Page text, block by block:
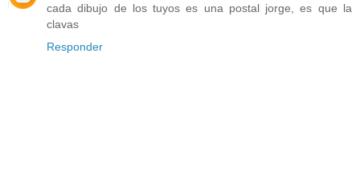
cada dibujo de los tuyos es una postal jorge, es que la
clavas
Responder